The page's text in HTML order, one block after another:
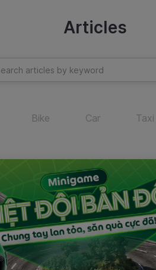
Articles
Bike Car Taxi